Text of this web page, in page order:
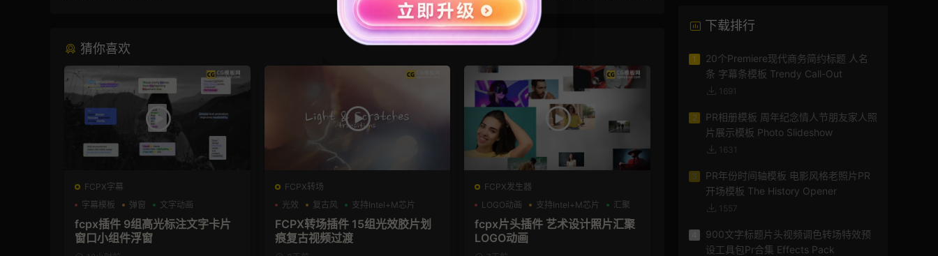
猜你喜欢
FCPX字幕
字幕模板
弹窗 文字动画
fcpx插件 9组高光标注文字卡片
窗口小组件浮窗
FCPX转场
光效
复古风 支持Intel+M芯片
FCPX转场插件 15组光效胶片划
痕复古视频过渡
FCPX发生器
LOGO动画
支持Intel+M芯片 汇聚
fcpx片头插件 艺术设计照片汇聚
LOGO动画
下载排行
1
20个Premiere现代商务简约标题 人名
条 字幕条模板 Trendy Call-Out
1691
2
PR相册模板 周年纪念情人节朋友家人照
片展示模板 Photo Slideshow
1631
3
PR年份时间轴模板 电影风格老照片PR
开场模板 The History Opener
1557
900文字标题片头视频调色转场特效预
设工具包Pr合集 Effects Pack